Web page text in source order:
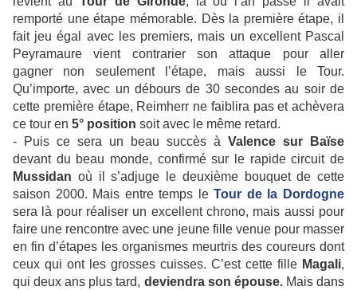
remporté une étape mémorable. Dès la première étape, il
fait jeu égal avec les premiers, mais un excellent Pascal
Peyramaure vient contrarier son attaque pour aller
gagner non seulement l’étape, mais aussi le Tour.
Qu’importe, avec un débours de 30 secondes au soir de
cette première étape, Reimherr ne faiblira pas et achèvera
ce tour en 5° position soit avec le même retard.
- Puis ce sera un beau succès à Valence sur Baïse
devant du beau monde, confirmé sur le rapide circuit de
Mussidan où il s’adjuge le deuxième bouquet de cette
saison 2000. Mais entre temps leTour de la Dordogne
sera là pour réaliser un excellent chrono, mais aussi pour
faire une rencontre avec une jeune fille venue pour masser
en fin d’étapes les organismes meurtris des coureurs dont
ceux qui ont les grosses cuisses. C’est cette fille Magali,
qui deux ans plus tard, deviendra son épouse.Mais dans